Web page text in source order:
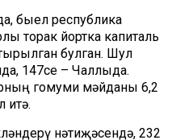
быел республика
торак йортка капиталь
булган. Шул
147се – Чаллыда.
гомуми мәйданы 6,2
итә.
нәтиҗәсендә, 232